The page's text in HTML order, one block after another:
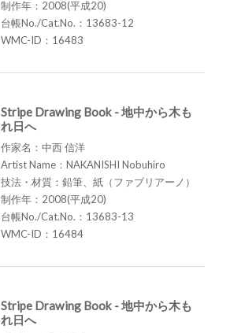
制作年：2008(平成20)
台帳No./Cat.No.：13683-12
WMC-ID：16483
Stripe Drawing Book - 地中から木も
れ日へ
作家名：中西 信洋
Artist Name：NAKANISHI Nobuhiro
技法・材質：鉛筆、紙（ファブリアーノ）
制作年：2008(平成20)
台帳No./Cat.No.：13683-13
WMC-ID：16484
Stripe Drawing Book - 地中から木も
れ日へ